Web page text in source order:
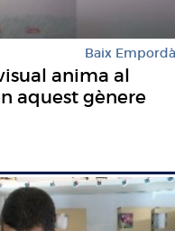
Baix Empordà
anima al
aquest gènere